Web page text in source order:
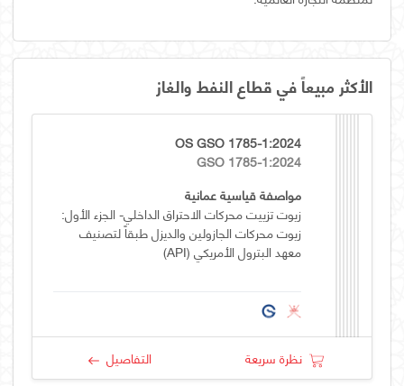
الأكثر مبيعاً في قطاع النفط والغاز
OS GSO 1785-1:2024
GSO 1785-1:2024
مواصفة قياسية عمانية
زيوت تزييت محركات الاحتراق الداخلي- الجزء الأول:
زيوت محركات الجازولين والديزل طبقاً لتصنيف
معهد البترول الأمريكي (API)
نظرة سريعة التفاصيل